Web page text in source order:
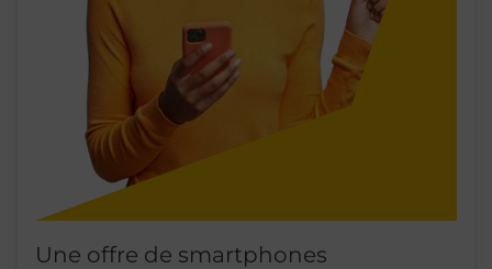
Une offre de smartphones